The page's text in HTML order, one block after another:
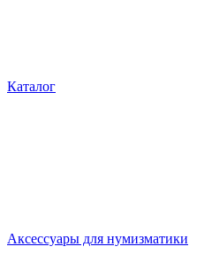
Каталог
Аксессуары для нумизматики